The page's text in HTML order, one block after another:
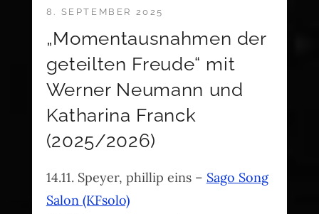
„Momentausnahmen der
geteilten Freude“ mit
Werner Neumann und
Katharina Franck
(2025/2026)
8. SEPTEMBER 2025
14.11. Speyer, phillip eins – Sago Song
Salon (KFsolo)